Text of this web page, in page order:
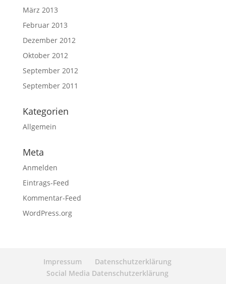
März 2013
Februar 2013
Dezember 2012
Oktober 2012
September 2012
September 2011
Kategorien
Allgemein
Meta
Anmelden
Eintrags-Feed
Kommentar-Feed
WordPress.org
Impressum
Datenschutzerklärung
Social Media Datenschutzerklärung